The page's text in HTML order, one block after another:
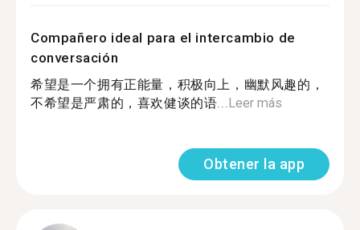
Compañero ideal para el intercambio de
conversación
希望是一个拥有正能量，积极向上，幽默风趣的，
不希望是严肃的，喜欢健谈的语...Leer más
Obtener la app